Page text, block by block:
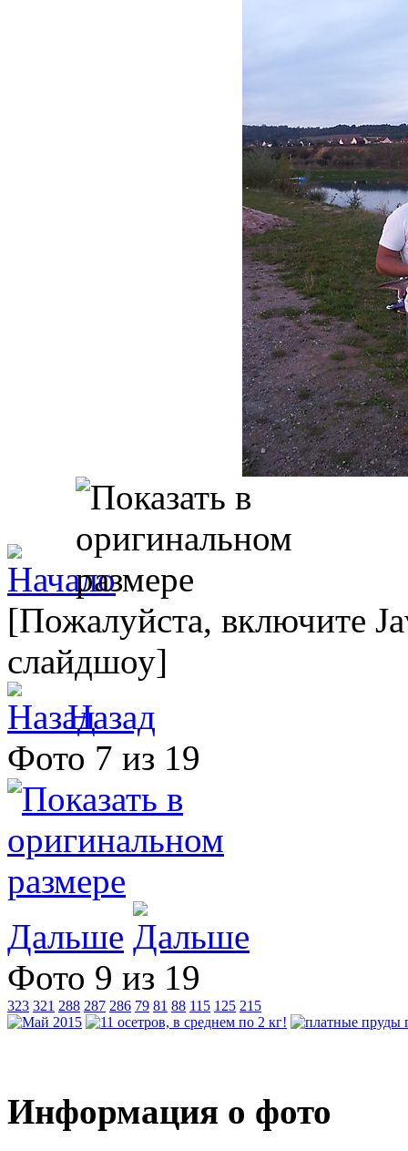
[Пожалуйста, включите
слайдшоу]
Назад
Фото 7 из 19
Дальше
Фото 9 из 19
323 321 288 287 286 79 81 88 115 125 215
Информация о фото